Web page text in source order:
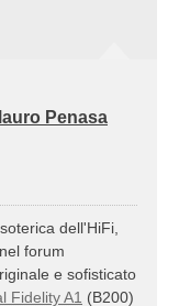
Penasa
dell'HiFi,
forum
e sofisticato
Fidelity A1 (B200)